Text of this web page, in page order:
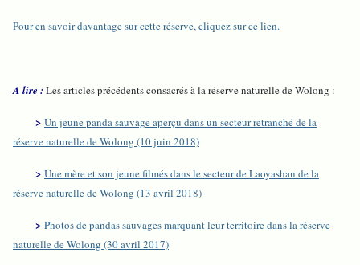
Pour en savoir davantage sur cette réserve, cliquez sur ce lien.
A lire :Les articles précédents consacrés à la réserve naturelle de Wolong :
> Un jeune panda sauvage aperçu dans un secteur retranché de la
réserve naturelle de Wolong (10 juin 2018)
> Une mère et son jeune filmés dans le secteur de Laoyashan de la
réserve naturelle de Wolong (13 avril 2018)
> Photos de pandas sauvages marquant leur territoire dans la réserve
naturelle de Wolong (30 avril 2017)